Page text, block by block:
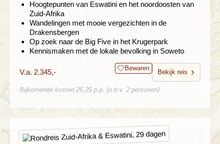
Hoogtepunten van Eswatini en het noordoosten van
Zuid-Afrika
Wandelingen met mooie vergezichten in de
Drakensbergen
Op zoek naar de Big Five in het Krugerpark
Kennismaken met de lokale bevolking in Soweto
V.a. 2.345,- Bewaren
Bekijk reis
Bijkomende kosten 26,25 p.p. (o.b.v. 2 personen)